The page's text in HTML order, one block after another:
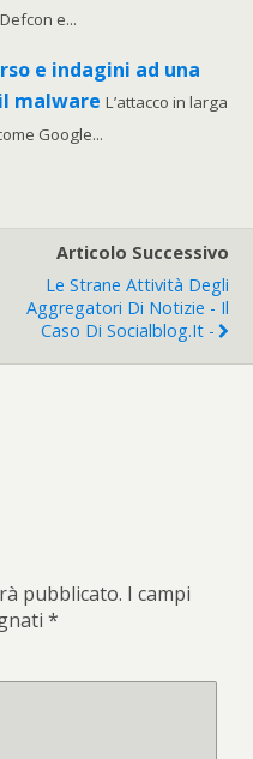
e...
e indagini ad una
malware L’attacco in larga
Google...
Articolo Successivo
Le Strane Attività Degli
Aggregatori Di Notizie - Il
Caso Di Socialblog.it -
pubblicato. I campi
*